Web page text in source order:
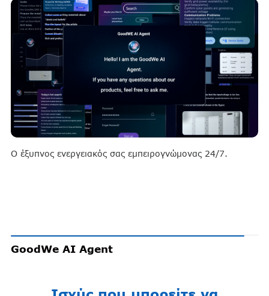
Ο έξυπνος ενεργειακός σας εμπειρογνώμονας 24/7.
GoodWe AI Agent